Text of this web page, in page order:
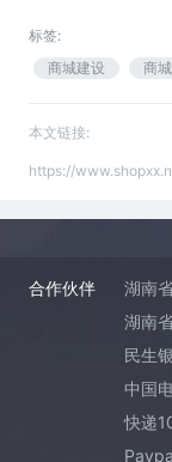
标签:
商城建设
商
本文链接:
https://
合作伙伴
湖南
湖南
民生
中国
快递